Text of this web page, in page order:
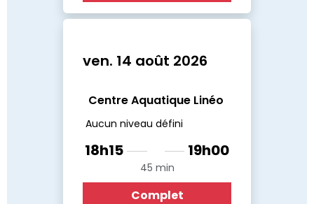
ven. 14 août 2026
Centre Aquatique Linéo
Aucun niveau défini
18h15 19h00
45 min
Complet